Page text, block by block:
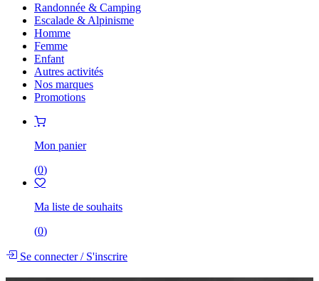
Randonnée & Camping
Escalade & Alpinisme
Homme
Femme
Enfant
Autres activités
Nos marques
Promotions
Mon panier
(0)
Ma liste de souhaits
(0)
Se connecter/S'inscrire